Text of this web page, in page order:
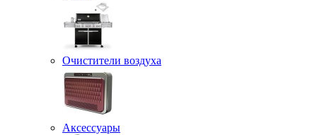
Очистители воздуха
Аксессуары